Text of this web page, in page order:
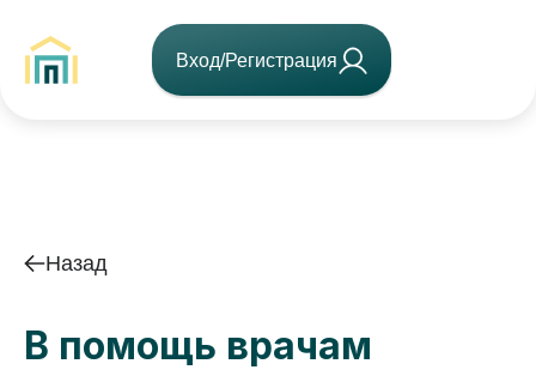
Вход/Регистрация
Назад
В помощь врачам